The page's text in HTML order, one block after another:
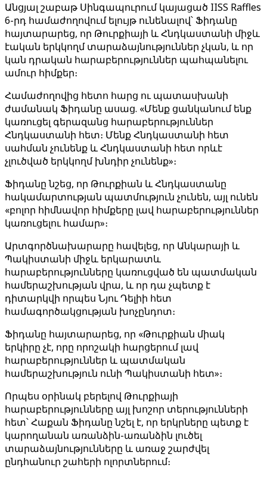
Անցյալ շաբաթ Սինգապուրում կայացած IISS Raffles
6-րդ համաժողովում ելույթ ունենալով՝ Ֆիդանը
հայտարարեց, որ Թուրքիայի և Հնդկաստանի միջև
էական երկկողմ տարաձայնություններ չկան, և որ
կան դրական հարաբերություններ պահպանելու
ամուր հիմքեր։
Համաժողովից հետո հարց ու պատասխանի
ժամանակ Ֆիդանը ասաց. «Մենք ցանկանում ենք
կառուցել գերազանց հարաբերություններ
Հնդկաստանի հետ։ Մենք Հնդկաստանի հետ
սահման չունենք և Հնդկաստանի հետ որևէ
չլուծված երկկողմ խնդիր չունենք»։
Ֆիդանը նշեց, որ Թուրքիան և Հնդկաստանը
հակամարտության պատմություն չունեն, այլ ունեն
«բոլոր հիմնավոր հիմքերը լավ հարաբերություններ
կառուցելու համար»։
Արտգործնախարարը հավելեց, որ Անկարայի և
Պակիստանի միջև երկարատև
հարաբերությունները կառուցված են պատմական
համերաշխության վրա, և որ դա չպետք է
դիտարկվի որպես Նյու Դելիի հետ
համագործակցության խոչընդոտ։
Ֆիդանը հայտարարեց, որ «Թուրքիան միակ
երկիրը չէ, որը որոշակի հարցերում լավ
հարաբերություններ և պատմական
համերաշխություն ունի Պակիստանի հետ»։
Որպես օրինակ բերելով Թուրքիայի
հարաբերությունները այլ խոշոր տերությունների
հետ՝ Հաքան Ֆիդանը նշել է, որ երկրները պետք է
կարողանան առանձին-առանձին լուծել
տարաձայնությունները և առաջ շարժվել
ընդհանուր շահերի ոլորտներում։